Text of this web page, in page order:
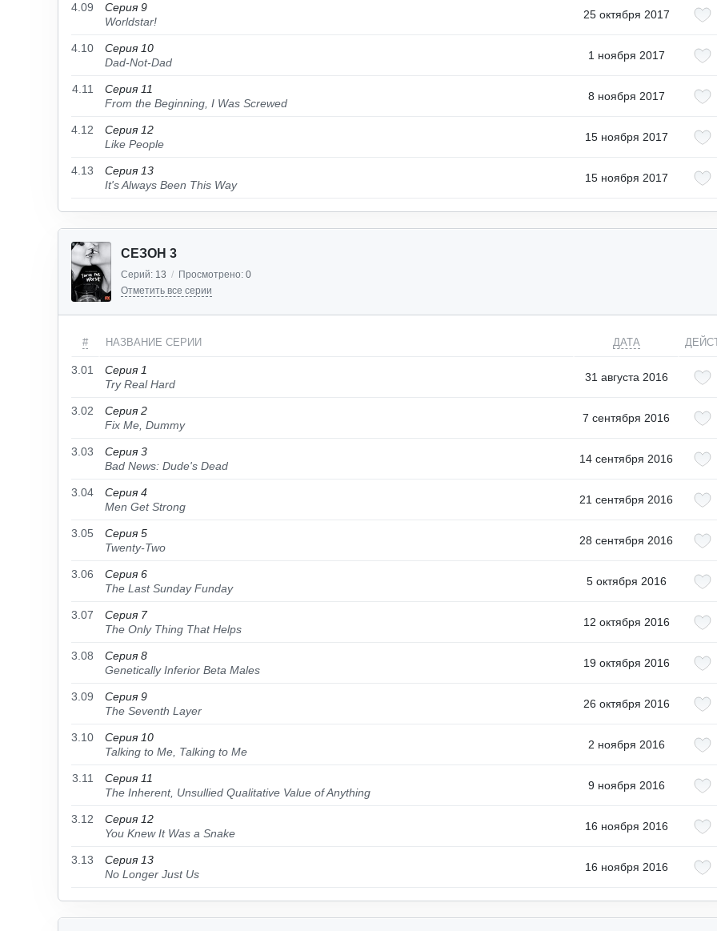
4.09
Серия 9
Worldstar!
25 октября 2017
4.10
Серия 10
Dad-Not-Dad
1 ноября 2017
4.11
Серия 11
From the Beginning, I Was Screwed
8 ноября 2017
4.12
Серия 12
Like People
15 ноября 2017
4.13
Серия 13
It's Always Been This Way
15 ноября 2017
СЕЗОН 3
Серий: 13 / Просмотрено: 0
Отметить все серии
# НАЗВАНИЕ СЕРИИ ДАТА
3.01
Серия 1
Try Real Hard
31 августа 2016
3.02
Серия 2
Fix Me, Dummy
7 сентября 2016
3.03
Серия 3
Bad News: Dude's Dead
14 сентября 2016
3.04
Серия 4
Men Get Strong
21 сентября 2016
3.05
Серия 5
Twenty-Two
28 сентября 2016
3.06
Серия 6
The Last Sunday Funday
5 октября 2016
3.07
Серия 7
The Only Thing That Helps
12 октября 2016
3.08
Серия 8
Genetically Inferior Beta Males
19 октября 2016
3.09
Серия 9
The Seventh Layer
26 октября 2016
3.10
Серия 10
Talking to Me, Talking to Me
2 ноября 2016
3.11
Серия 11
The Inherent, Unsullied Qualitative Value of Anything
9 ноября 2016
3.12
Серия 12
You Knew It Was a Snake
16 ноября 2016
3.13
Серия 13
No Longer Just Us
16 ноября 2016